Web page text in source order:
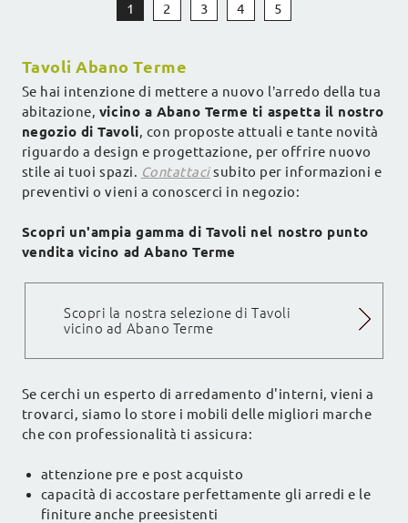
1 2 3 4 5
Tavoli Abano Terme
Se hai intenzione di mettere a nuovo l’arredo della tua
abitazione, vicino a Abano Terme ti aspetta il nostro
negozio di Tavoli, con proposte attuali e tante novità
riguardo a design e progettazione, per offrire nuovo
stile ai tuoi spazi. Contattacisubito per informazioni e
preventivi o vieni a conoscerci in negozio:
Scopri un'ampia gamma di Tavoli nel nostro punto
vendita vicino ad Abano Terme
Scopri la nostra selezione di Tavoli
vicino ad Abano Terme
Se cerchi un esperto di arredamento d'interni, vieni a
trovarci, siamo lo store i mobili delle migliori marche
che con professionalità ti assicura:
attenzione pre e post acquisto
capacità di accostare perfettamente gli arredi e le
finiture anche preesistenti